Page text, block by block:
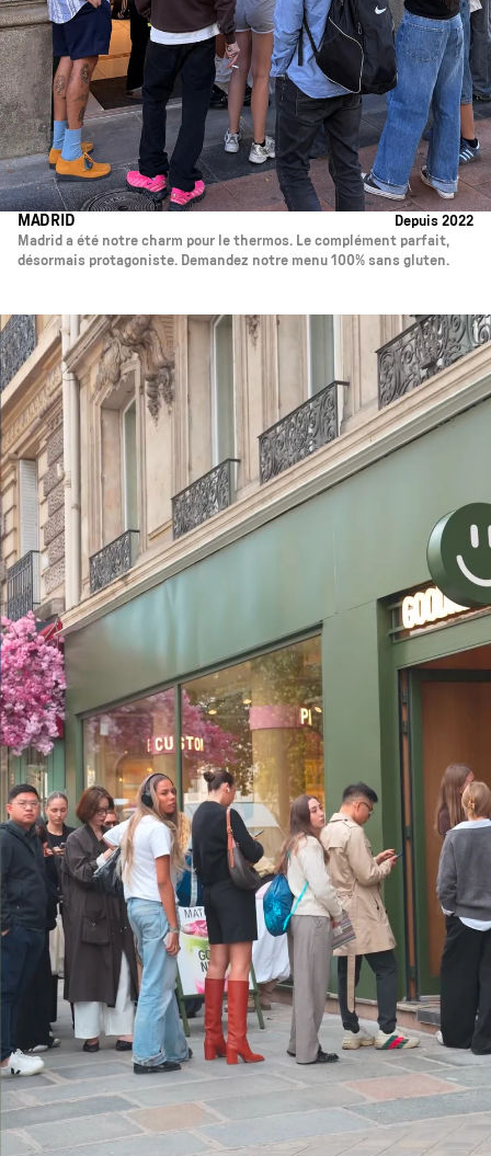
MADRID
Depuis 2022
Madrid a été notre charm pour le thermos. Le complément parfait,
désormais protagoniste. Demandez notre menu 100% sans gluten.